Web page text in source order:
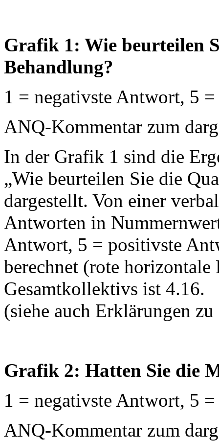
Grafik 1: Wie beurteilen
Behandlung?
1 = negativste Antwort, 5
ANQ-Kommentar zum
In der Grafik 1 sind die
„Wie beurteilen Sie die
dargestellt. Von einer
Antworten in
Antwort, 5 = positivste
berechnet (rote
Gesamtkollektivs ist 4.16.
(siehe auch Erklärungen
Grafik 2: Hatten Sie die
1 = negativste Antwort, 5
ANQ-Kommentar zum